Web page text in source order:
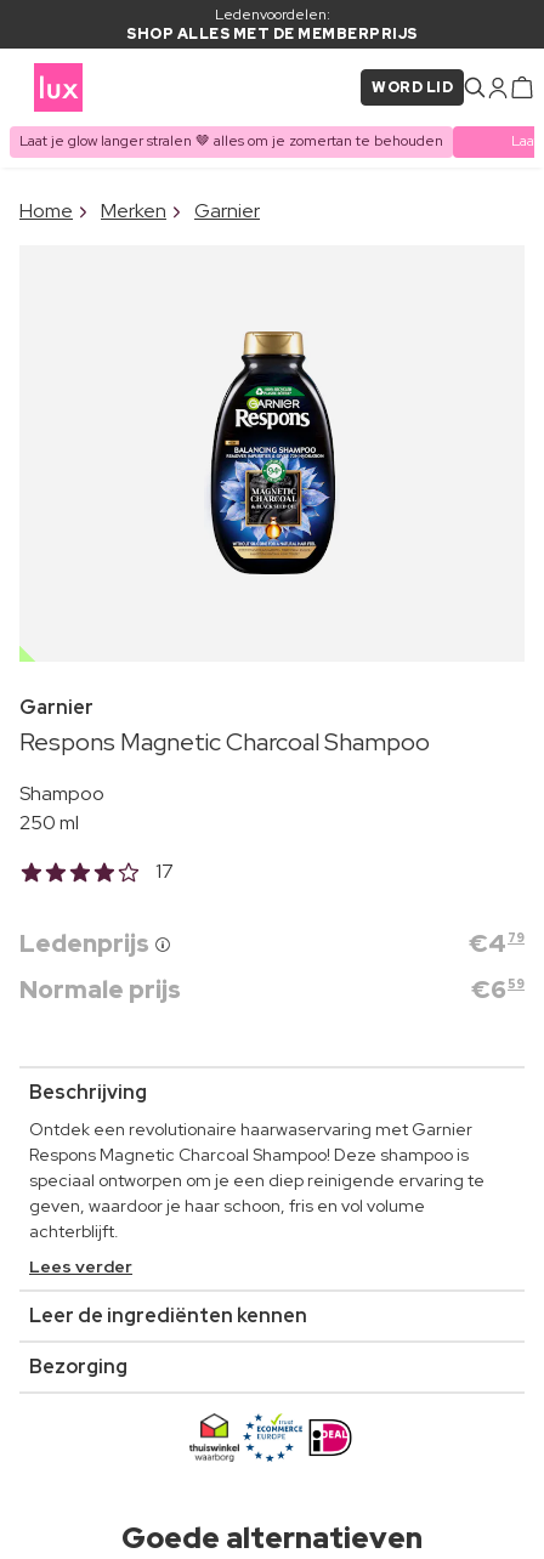
Ledenvoordelen:
SHOP ALLES MET DE MEMBERPRIJS
WORD LID
Laat je glow langer stralen 🤎 alles om je zomertan te behouden
ITEM TOEGEVOEGD AAN
Home Merken Garnier
OUTLET
Garnier
Respons Magnetic Charcoal Shampoo
Shampoo
250 ml
17
Ledenprijs €4 79
Normale prijs €6 59
Beschrijving
Ontdek een revolutionaire haarwaservaring met Garnier
Respons Magnetic Charcoal Shampoo! Deze shampoo is
speciaal ontworpen om je een diep reinigende ervaring te
geven, waardoor je haar schoon, fris en vol volume
achterblijft.
Lees verder
Leer de ingrediënten kennen
Bezorging
Goede alternatieven